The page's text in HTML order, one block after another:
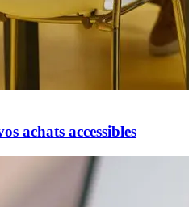
achats accessibles